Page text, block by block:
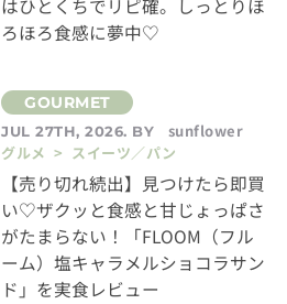
はひとくちでリピ確。しっとりほ
ろほろ食感に夢中♡
JUL 27TH, 2026. BY
sunflower
グルメ > スイーツ／パン
【売り切れ続出】見つけたら即買
い♡ザクッと食感と甘じょっぱさ
がたまらない！「FLOOM（フル
ーム）塩キャラメルショコラサン
ド」を実食レビュー